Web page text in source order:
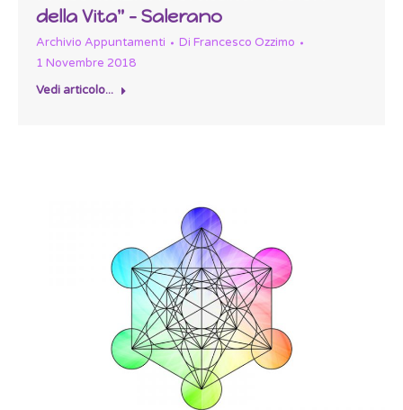
della Vita" – Salerano
Archivio Appuntamenti Di Francesco Ozzimo
1 Novembre 2018
Vedi articolo...